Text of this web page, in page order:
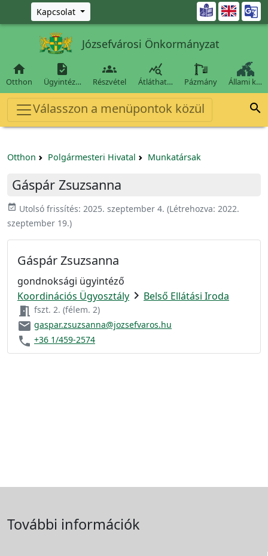
Ugrás a fő tartalomra
Kapcsolat 
Józsefvárosi Önkormányzat

Otthon

Ügyintéz…

Részvétel

Átláthat… Pázmány Állami k…
Válasszon a menüpontok közül 
Otthon Polgármesteri Hivatal Munkatársak
Gáspár Zsuzsanna
event_available Utolsó frissítés: 2025. szeptember 4. (Létrehozva: 2022.
szeptember 19.)
Gáspár Zsuzsanna
gondnoksági ügyintéző
Koordinációs Ügyosztály chevron_right Belső Ellátási Iroda
meeting_room fszt. 2. (félem. 2)
email gaspar.zsuzsanna@jozsefvaros.hu
phone +36 1/459-2574
További információk